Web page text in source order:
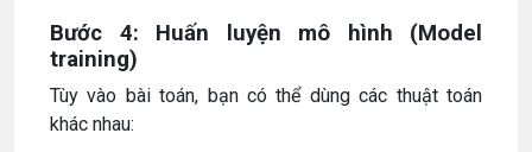
Bước 4: Huấn luyện mô hình (Model
training)
Tùy vào bài toán, bạn có thể dùng các thuật toán
khác nhau: